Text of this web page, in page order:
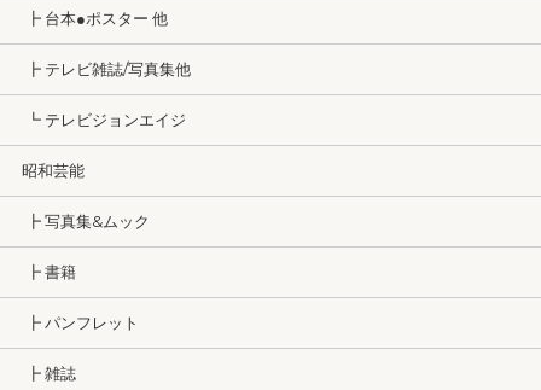
┣ 台本●ポスター 他
┣ テレビ雑誌/写真集他
┗ テレビジョンエイジ
昭和芸能
┣ 写真集&ムック
┣ 書籍
┣ パンフレット
┣ 雑誌